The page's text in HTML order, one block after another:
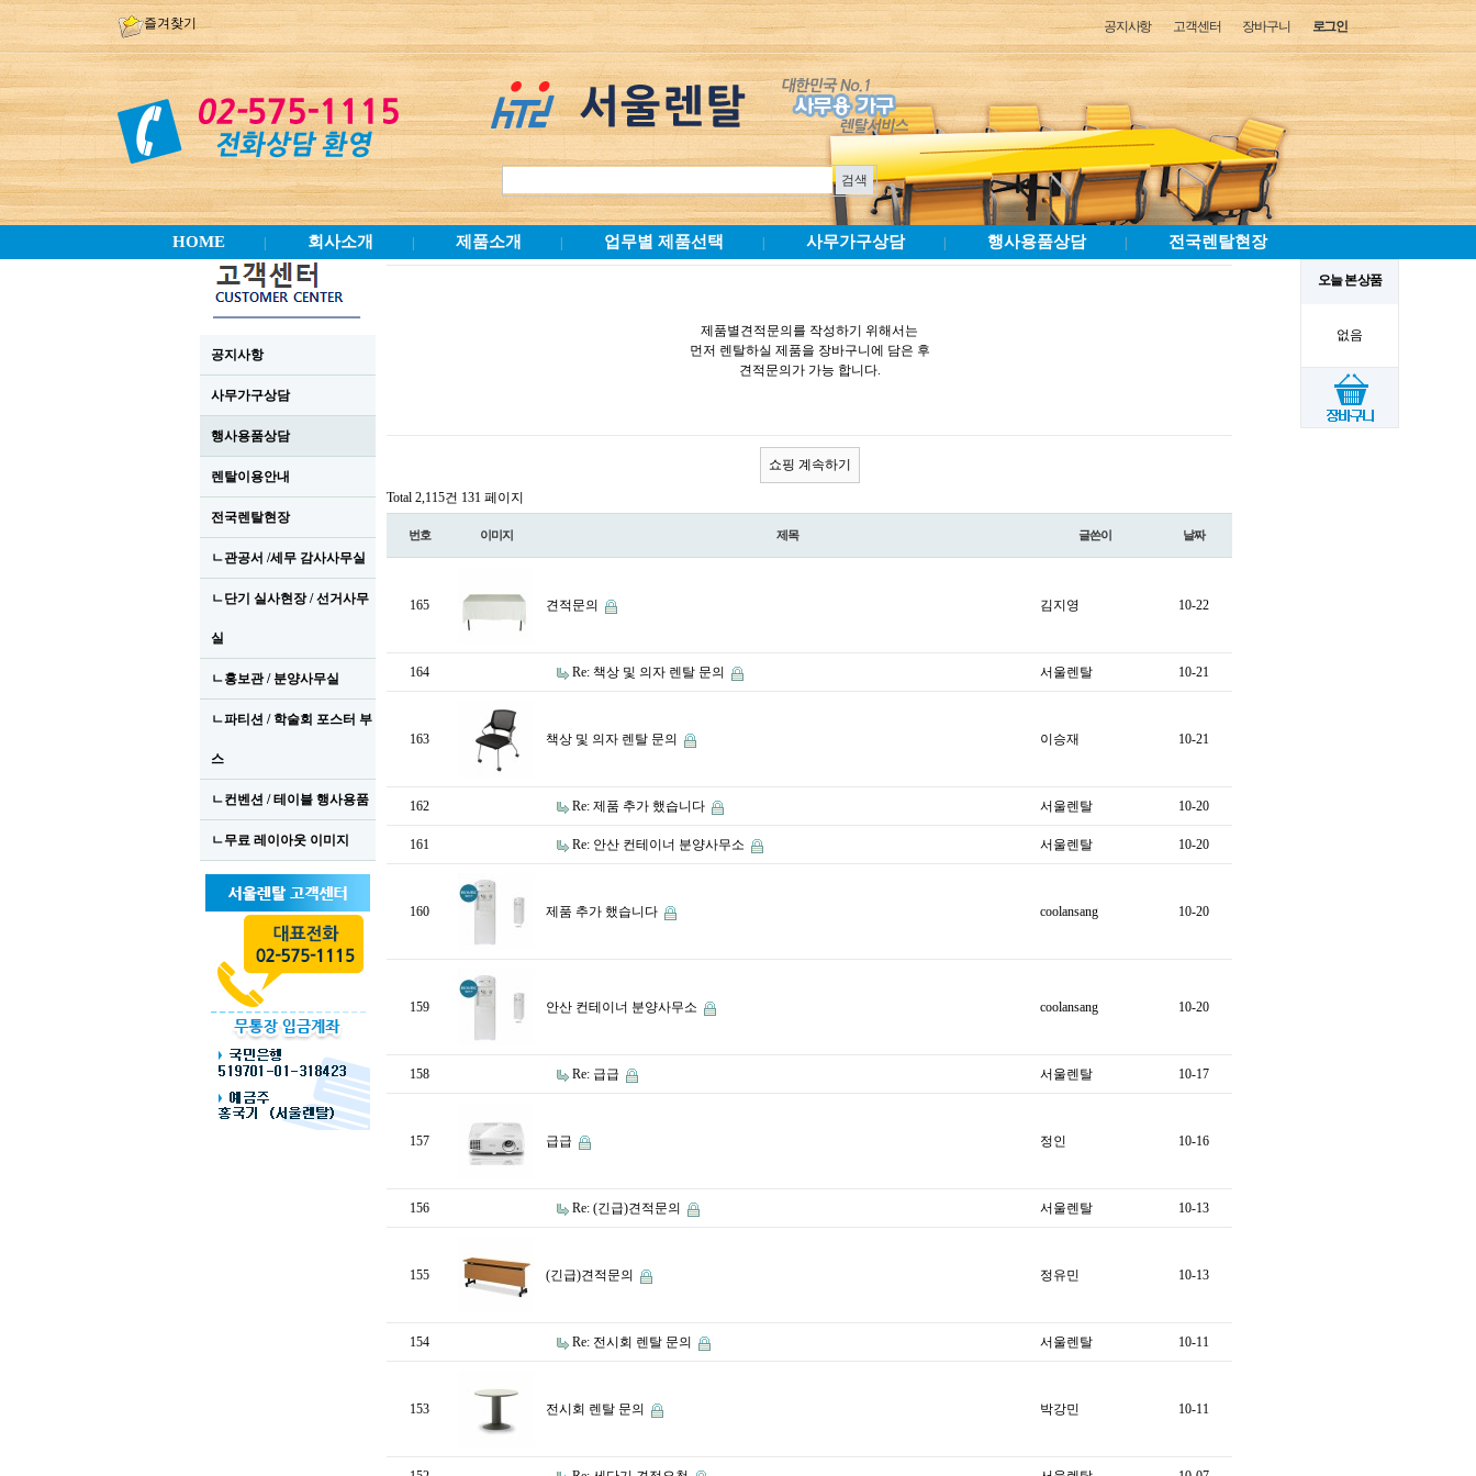
즐겨찾기 로그인
장바구니
고객센터
공지사항
HOME 회사소개 제품소개 업무별 제품선택 사무가구상담 행사용품상담 전국렌탈현장
오늘 본 상품
없음
공지사항
사무가구상담
행사용품상담
렌탈이용안내
전국렌탈현장
ㄴ관공서 /세무 감사사무실
ㄴ단기 실사현장 / 선거사무
실
ㄴ홍보관 / 분양사무실
ㄴ파티션 / 학술회 포스터 부
스
ㄴ컨벤션 / 테이블 행사용품
ㄴ무료 레이아웃 이미지
제품별견적문의를 작성하기 위해서는
먼저 렌탈하실 제품을 장바구니에 담은 후
견적문의가 가능 합니다.
쇼핑 계속하기
Total 2,115건 131 페이지
번호 이미지 제목 글쓴이 날짜
165 견적문의 김지영 10-22
164 Re: 책상 및 의자 렌탈 문의 서울렌탈 10-21
163 책상 및 의자 렌탈 문의 이승재 10-21
162 Re: 제품 추가 했습니다 서울렌탈 10-20
161 Re: 안산 컨테이너 분양사무소 서울렌탈 10-20
160 제품 추가 했습니다 coolansang 10-20
159 안산 컨테이너 분양사무소 coolansang 10-20
158 Re: 급급 서울렌탈 10-17
157 급급 정인 10-16
156 Re: (긴급)견적문의 서울렌탈 10-13
155 (긴급)견적문의 정유민 10-13
154 Re: 전시회 렌탈 문의 서울렌탈 10-11
153 전시회 렌탈 문의 박강민 10-11